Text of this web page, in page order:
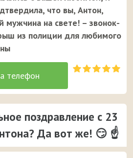
что вы, Антон,
мужчина на свете! – звонок-
из полиции для любимого
поздравление с 23
Да вот же! 😏 ☝